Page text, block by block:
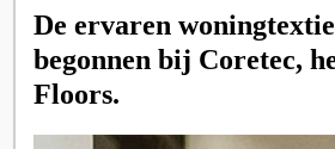
De ervaren
begonnen bij Coretec,
Floors.